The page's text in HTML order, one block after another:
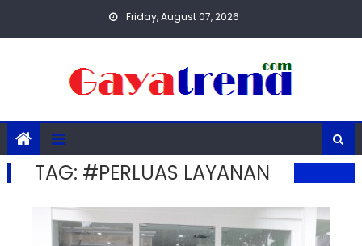
Friday, August 07, 2026
TAG: #PERLUAS LAYANAN